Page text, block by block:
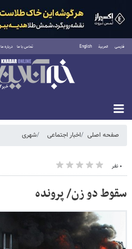
فارسی العربية English تماس با ما درباره ما
شنبه ۱۷ مرداد ۱۴۰۵
صفحه اصلی اخبار اجتماعی شهری
۰ نفر
سقوط دو زن/ پرونده